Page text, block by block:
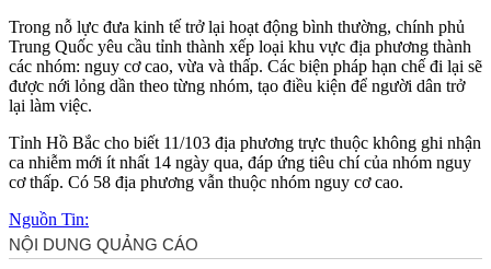
Trong nỗ lực đưa kinh tế trở lại hoạt động bình thường, chính phủ
Trung Quốc yêu cầu tỉnh thành xếp loại khu vực địa phương thành
các nhóm: nguy cơ cao, vừa và thấp. Các biện pháp hạn chế đi lại sẽ
được nới lỏng dần theo từng nhóm, tạo điều kiện để người dân trở
lại làm việc.
Tỉnh Hồ Bắc cho biết 11/103 địa phương trực thuộc không ghi nhận
ca nhiễm mới ít nhất 14 ngày qua, đáp ứng tiêu chí của nhóm nguy
cơ thấp. Có 58 địa phương vẫn thuộc nhóm nguy cơ cao.
Nguồn Tin: